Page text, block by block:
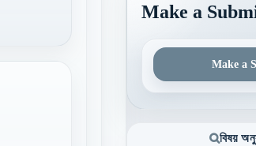
Make a
Make a
বিষয়